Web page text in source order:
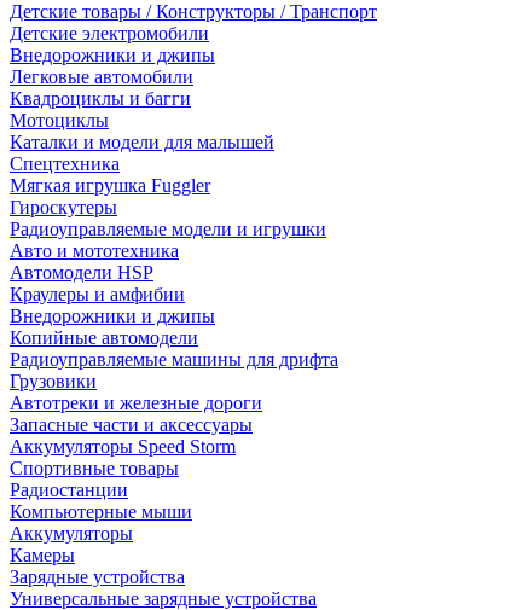
Детские товары / Конструкторы / Транспорт
Детские электромобили
Внедорожники и джипы
Легковые автомобили
Квадроциклы и багги
Мотоциклы
Каталки и модели для малышей
Спецтехника
Мягкая игрушка Fuggler
Гироскутеры
Радиоуправляемые модели и игрушки
Авто и мототехника
Автомодели HSP
Краулеры и амфибии
Внедорожники и джипы
Копийные автомодели
Радиоуправляемые машины для дрифта
Грузовики
Автотреки и железные дороги
Запасные части и аксессуары
Аккумуляторы Speed Storm
Спортивные товары
Радиостанции
Компьютерные мыши
Аккумуляторы
Камеры
Зарядные устройства
Универсальные зарядные устройства